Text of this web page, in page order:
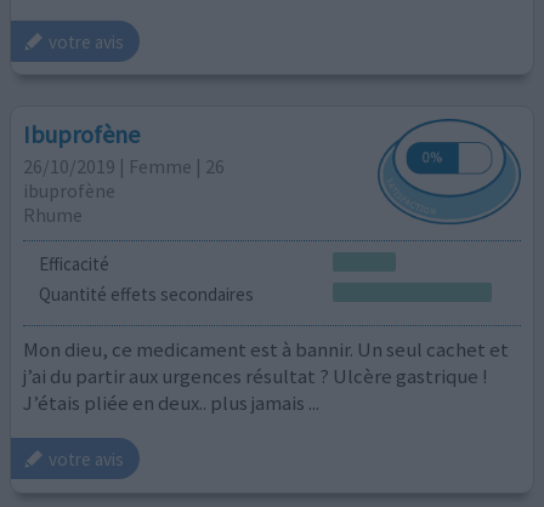
votre avis
Ibuprofène
26/10/2019 | Femme | 26
ibuprofène
Rhume
Efficacité
Quantité effets secondaires
Mon dieu, ce medicament est à bannir. Un seul cachet et
j’ai du partir aux urgences résultat ? Ulcère gastrique !
J’étais pliée en deux.. plus jamais ...
votre avis